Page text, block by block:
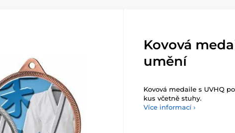
Kovová
umění
Kovová medaile s UVHQ
kus včetně stuhy.
Více informací ›